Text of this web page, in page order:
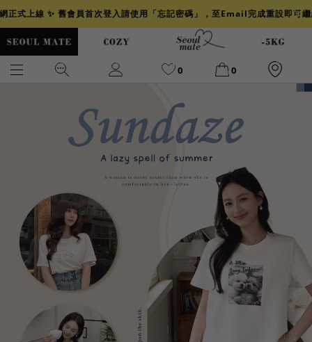
正式上線 ✨ 舊會員首次登入請使用「忘記密碼」，至Email完成重設即可
0 0
背心
透膚 小香 牛仔
襯衫 褲裙 冰感
涼感